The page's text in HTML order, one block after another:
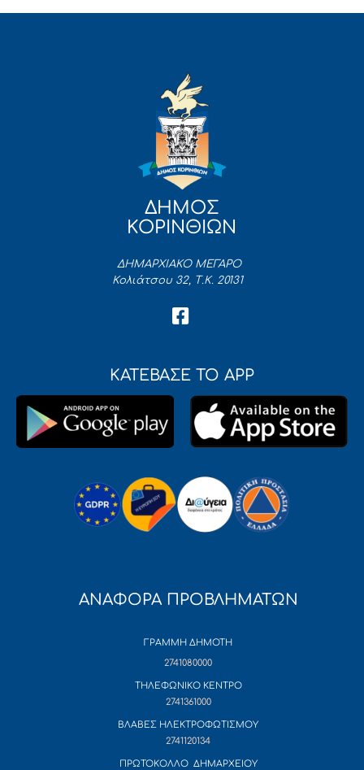
ΔΗΜΟΣ
ΚΟΡΙΝΘΙΩΝ
ΔΗΜΑΡΧΙΑΚΟ ΜΕΓΑΡΟ
Κολιάτσου 32, Τ.Κ. 20131
ΚΑΤΕΒΑΣΕ ΤΟ APP
ΑΝΑΦΟΡΑ ΠΡΟΒΛΗΜΑΤΩΝ
ΓΡΑΜΜΗ ΔΗΜΟΤΗ
2741080000
ΤΗΛΕΦΩΝΙΚΟ ΚΕΝΤΡΟ
2741361000
ΒΛΑΒΕΣ ΗΛΕΚΤΡΟΦΩΤΙΣΜΟΥ
2741120134
ΠΡΩΤΟΚΟΛΛΟ ΔΗΜΑΡΧΕΙΟΥ